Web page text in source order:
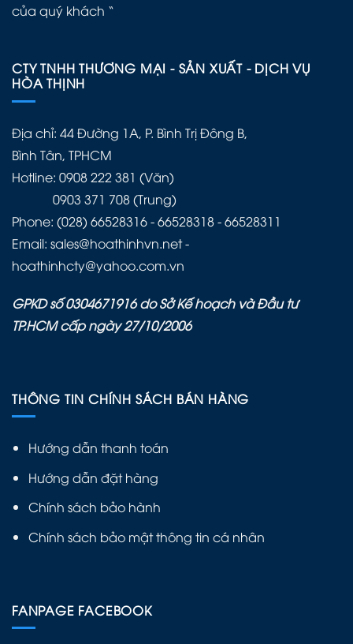
của quý khách “
CTY TNHH THƯƠNG MẠI - SẢN XUẤT - DỊCH VỤ
HÒA THỊNH
Địa chỉ: 44 Đường 1A, P. Bình Trị Đông B,
Bình Tân, TPHCM
Hotline: 0908 222 381 (Văn)
0903 371 708 (Trung)
Phone: (028) 66528316 - 66528318 - 66528311
Email: sales@hoathinhvn.net -
hoathinhcty@yahoo.com.vn
GPKD số 0304671916 do Sở Kế hoạch và Đầu tư
TP.HCM cấp ngày 27/10/2006
THÔNG TIN CHÍNH SÁCH BÁN HÀNG
Hướng dẫn thanh toán
Hướng dẫn đặt hàng
Chính sách bảo hành
Chính sách bảo mật thông tin cá nhân
FANPAGE FACEBOOK